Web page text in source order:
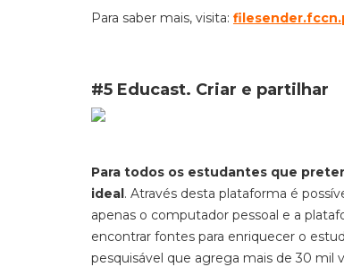
Para saber mais, visita:
#5 Educast. Criar e partilhar
Para todos os estudantes que
ideal. Através desta plataforma é
apenas o computador pessoal e a
encontrar fontes para enriquecer o
pesquisável que agrega mais de 30 mil